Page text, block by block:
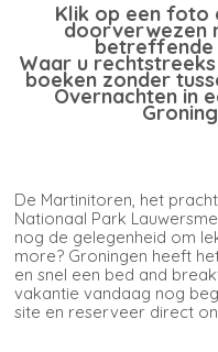
Klik op een foto
doorverwezen
betreffende
Waar u
boeken zonder
Overnachten in
De Martinitoren, het
Nationaal Park
nog de gelegenheid om
more? Groningen heeft
en snel een bed and
vakantie vandaag nog
site en reserveer direct